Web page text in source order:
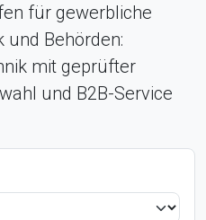
für gewerbliche
und Behörden:
mit geprüfter
und B2B-Service